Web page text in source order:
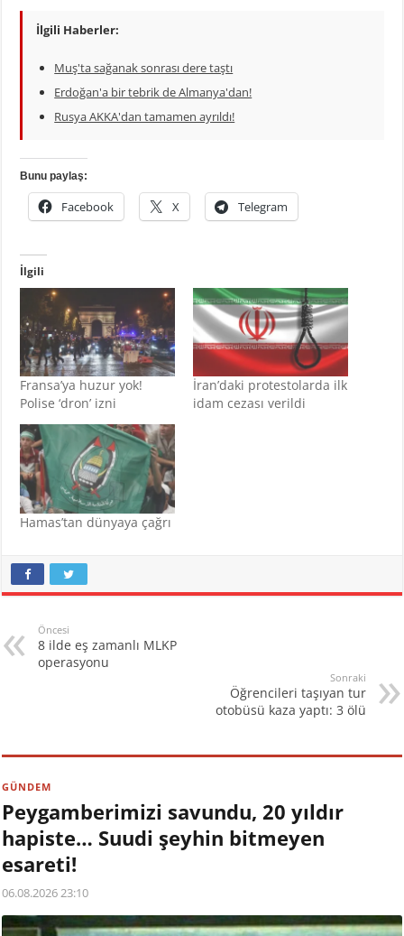
İlgili Haberler:
Muş'ta sağanak sonrası dere taştı
Erdoğan'a bir tebrik de Almanya'dan!
Rusya AKKA'dan tamamen ayrıldı!
Bunu paylaş:
Facebook X Telegram
İlgili
Fransa’ya huzur yok!
Polise ‘dron’ izni
İran’daki protestolarda ilk
idam cezası verildi
Hamas’tan dünyaya çağrı
Öncesi
8 ilde eş zamanlı MLKP
operasyonu
Sonraki
Öğrencileri taşıyan tur
otobüsü kaza yaptı: 3 ölü
GÜNDEM
Peygamberimizi savundu, 20 yıldır
hapiste… Suudi şeyhin bitmeyen
esareti!
06.08.2026 23:10